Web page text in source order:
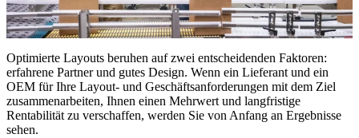
Optimierte Layouts beruhen auf zwei entscheidenden Faktoren:
erfahrene Partner und gutes Design. Wenn ein Lieferant und ein
OEM für Ihre Layout- und Geschäftsanforderungen mit dem Ziel
zusammenarbeiten, Ihnen einen Mehrwert und langfristige
Rentabilität zu verschaffen, werden Sie von Anfang an Ergebnisse
sehen.